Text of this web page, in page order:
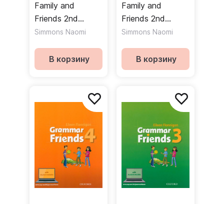
Family and
Friends 2nd
Edition 2 Class
Simmons Naomi
В корзину
Family and
Friends 2nd
Edition 1 Class
Simmons Naomi
В корзину